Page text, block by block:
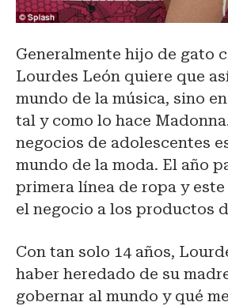
Generalmente hijo de gato
Lourdes León quiere que
mundo de la música, sino
tal y como lo hace
negocios de adolescentes
mundo de la moda. El año
primera línea de ropa y
el negocio a los productos
Con tan solo 14 años,
haber heredado de su
gobernar al mundo y qué